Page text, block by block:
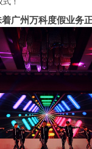
！
广州万科度假业务